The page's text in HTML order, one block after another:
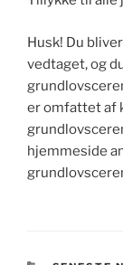
Husk! Du
vedtaget, og
er omfattet af
hjemmeside